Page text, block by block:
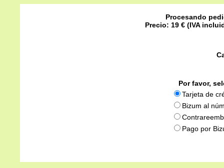
Procesando
Precio: 19 € (IVA
Por favor,
Tarjeta de
Bizum al
Pago por